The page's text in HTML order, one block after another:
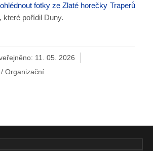
fotky ze Zlaté horečky Traperů
které pořídil Duny.
11. 05. 2026
/ Organizační